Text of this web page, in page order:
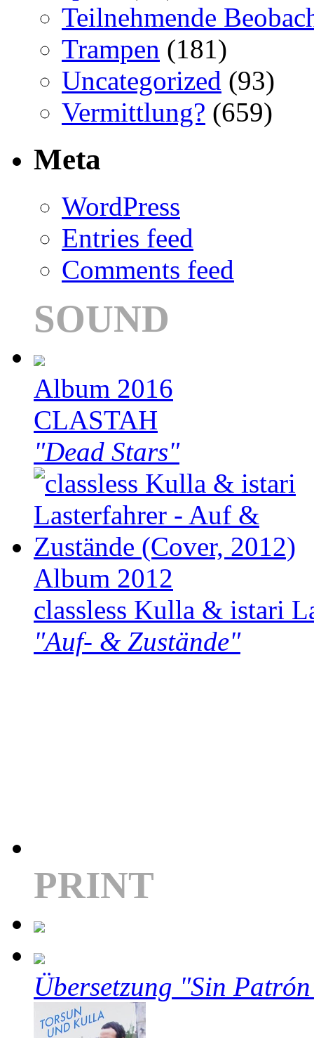
Teilnehmende
Trampen (181)
Uncategorized (93)
Vermittlung? (659)
Meta
WordPress
Entries feed
Comments feed
SOUND
Album 2016
CLASTAH
"Dead Stars"
Album 2012
classless Kulla & istari
"Auf- & Zustände"
PRINT
Übersetzung "Sin